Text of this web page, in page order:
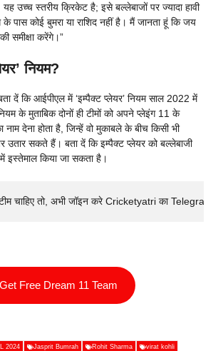
उच्च स्तरीय क्रिकेट है; इसे बल्लेबाजों पर ज्यादा हावी
के पास कोई बुमरा या राशिद नहीं है। मैं जानता हूं कि जय
समीक्षा करेंगे।”
नियम?
दें कि आईपीएल में ‘इम्पैक्ट प्लेयर’ नियम साल 2022 में
के मुताबिक दोनों ही टीमों को अपने प्लेइंग 11 के
नाम देना होता है, जिन्हें वो मुकाबले के बीच किसी भी
उतार सकते हैं। बता दें कि इम्पैक्ट प्लेयर को बल्लेबाजी
इस्तेमाल किया जा सकता है।
चाहिए तो, अभी जॉइन करे Cricketyatri का
Get Free Dream 11 Team
2024 Jasprit Bumrah Rohit Sharma virat kohli